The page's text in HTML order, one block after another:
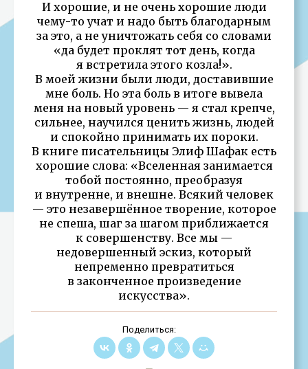
И хорошие, и не очень хорошие люди
чему-то учат и надо быть благодарным
за это, а не уничтожать себя со словами
«да будет проклят тот день, когда
я встретила этого козла!».
В моей жизни были люди, доставившие
мне боль. Но эта боль в итоге вывела
меня на новый уровень — я стал крепче,
сильнее, научился ценить жизнь, людей
и спокойно принимать их пороки.
В книге писательницы Элиф Шафак есть
хорошие слова: «Вселенная занимается
тобой постоянно, преобразуя
и внутренне, и внешне. Всякий человек
— это незавершённое творение, которое
не спеша, шаг за шагом приближается
к совершенству. Все мы —
недовершенный эскиз, который
непременно превратиться
в законченное произведение
искусства».
Поделиться: